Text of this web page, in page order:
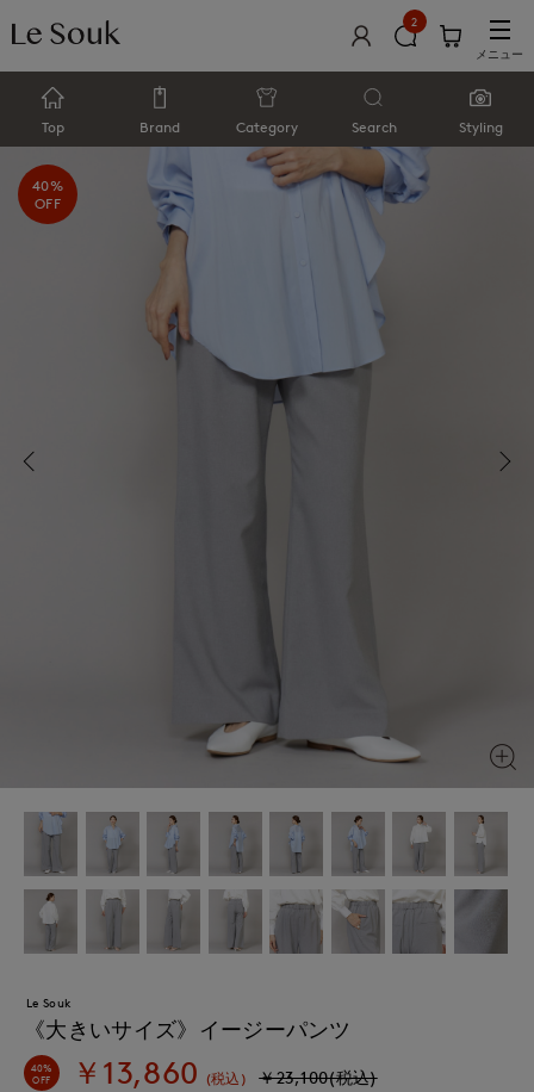
2
メニュー
Top Brand Category Search Styling
40%
OFF
Le Souk
《大きいサイズ》イージーパンツ
40%
OFF ￥13,860 (税込) ￥23,100(税込)